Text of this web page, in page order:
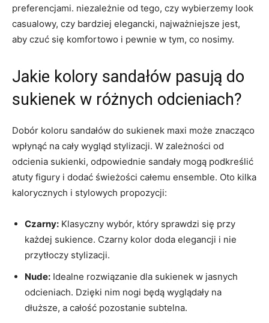
preferencjami. niezależnie od tego, czy wybierzemy look
casualowy, czy bardziej elegancki, najważniejsze jest,
aby czuć się komfortowo i pewnie w tym, co nosimy.
Jakie kolory sandałów pasują do
sukienek w różnych odcieniach?
Dobór koloru sandałów do sukienek maxi może znacząco
wpłynąć na cały wygląd stylizacji. W zależności od
odcienia sukienki, odpowiednie sandały mogą podkreślić
atuty figury i dodać świeżości całemu ensemble. Oto kilka
kalorycznych i stylowych propozycji:
Czarny: Klasyczny wybór, który sprawdzi się przy
każdej sukience. Czarny kolor doda elegancji i nie
przytłoczy stylizacji.
Nude: Idealne rozwiązanie dla sukienek w jasnych
odcieniach. Dzięki nim nogi będą wyglądały na
dłuższe, a całość pozostanie subtelna.